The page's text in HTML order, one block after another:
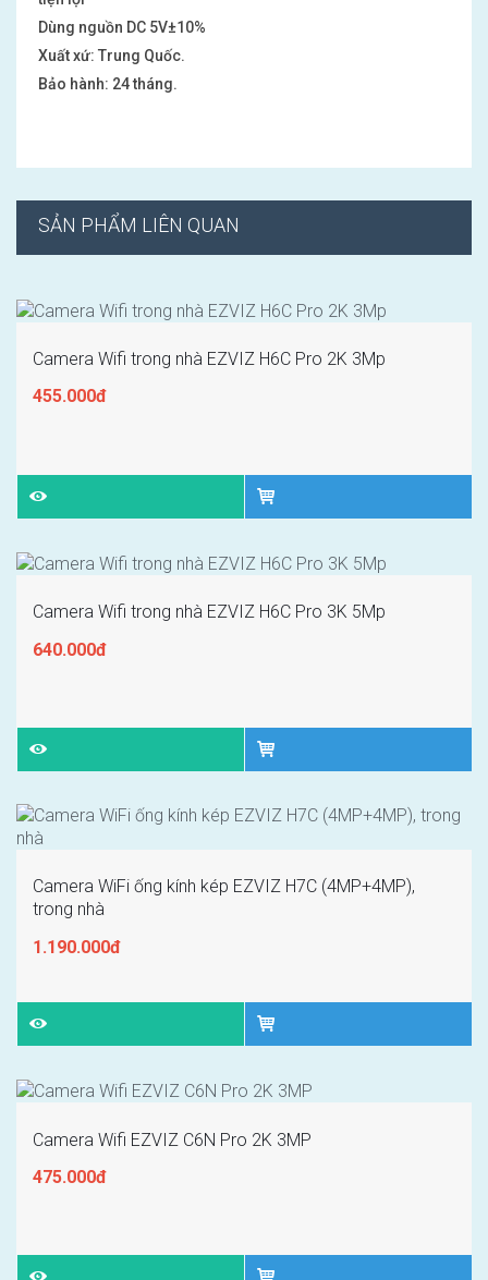
Dùng nguồn DC 5V±10%
Xuất xứ: Trung Quốc.
Bảo hành: 24 tháng.
SẢN PHẨM LIÊN QUAN
Camera Wifi trong nhà EZVIZ H6C Pro 2K 3Mp
455.000đ
Camera Wifi trong nhà EZVIZ H6C Pro 3K 5Mp
640.000đ
Camera WiFi ống kính kép EZVIZ H7C (4MP+4MP),
trong nhà
1.190.000đ
Camera Wifi EZVIZ C6N Pro 2K 3MP
475.000đ